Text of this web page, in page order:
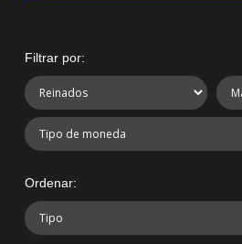
Filtrar por:
Ordenar: